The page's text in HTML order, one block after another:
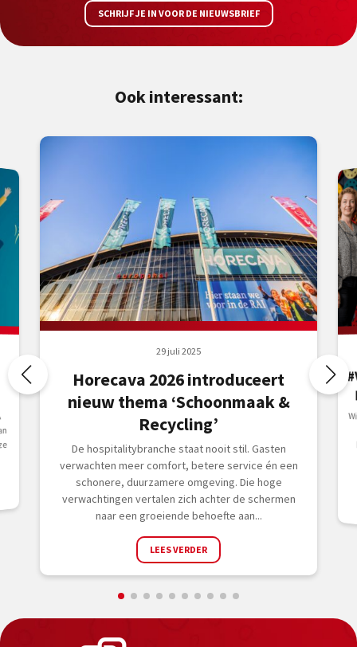
SCHRIJF JE IN VOOR DE NIEUWSBRIEF
Ook interessant:
29 juli 2025
Horecava 2026 introduceert
nieuw thema ‘Schoonmaak &
Recycling’
De hospitalitybranche staat nooit stil. Gasten
verwachten meer comfort, betere service én een
schonere, duurzamere omgeving. Die hoge
verwachtingen vertalen zich achter de schermen
naar een groeiende behoefte aan...
LEES VERDER